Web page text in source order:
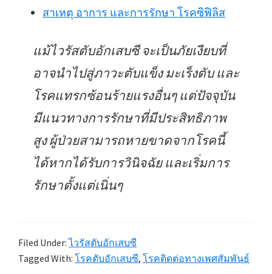
สาเหตุ อาการ และการรักษา โรคซิฟิลิส
แม้ไวรัสตับอักเสบซี จะเป็นภัยเงียบที่
อาจนำไปสู่ภาวะตับแข็ง มะเร็งตับ และ
โรคแทรกซ้อนร้ายแรงอื่นๆ แต่ปัจจุบัน
มีแนวทางการรักษาที่มีประสิทธิภาพ
สูง ผู้ป่วยสามารถหายขาดจากโรคนี้
ได้หากได้รับการวินิจฉัย และเริ่มการ
รักษาตั้งแต่เนิ่นๆ
Filed Under:ไวรัสตับอักเสบซี
Tagged With: โรคตับอักเสบซี, โรคติดต่อทางเพศสัมพันธ์